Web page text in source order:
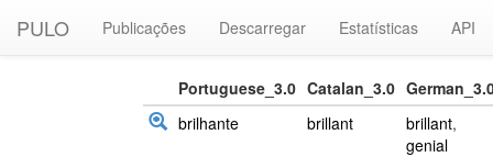
PULO Publicações Descarregar Estatísticas API
Portuguese_3.0 Catalan_3.0
brilhante
brillant brillant,
genial